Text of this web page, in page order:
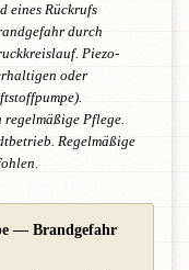
eines Rückrufs
durch
Piezo-
oder
Pflege.
Regelmäßige
— Brandgefahr